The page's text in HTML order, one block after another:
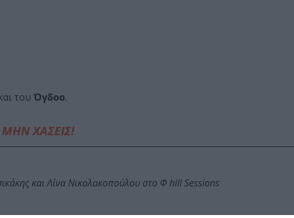
του Όγδοο.
ΜΗΝ ΧΑΣΕΙΣ!
και Λίνα Νικολακοπούλου στο Φ hill Sessions